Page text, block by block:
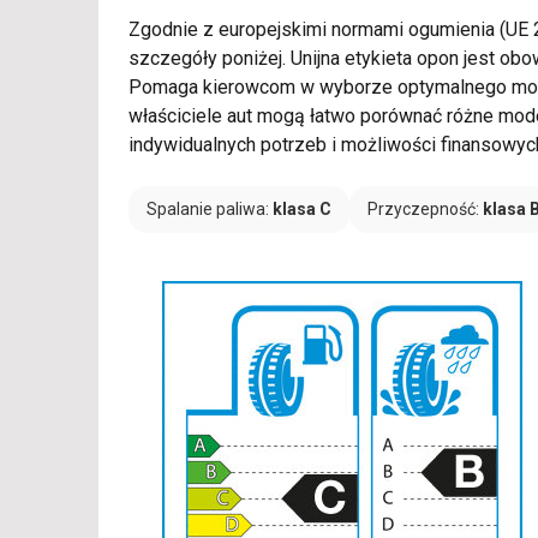
Zgodnie z europejskimi normami ogumienia
szczegóły poniżej. Unijna etykieta opon jest
Pomaga kierowcom w wyborze optymalnego
właściciele aut mogą łatwo porównać różne
indywidualnych potrzeb i możliwości
Spalanie paliwa: klasa C Przyczepność: klasa